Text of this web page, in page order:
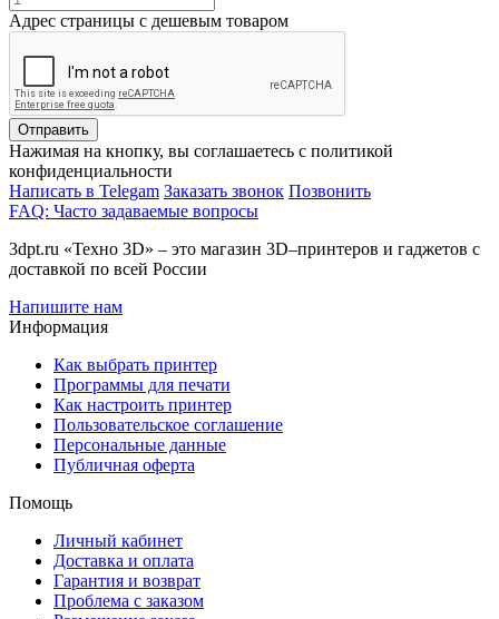
Адрес страницы с дешевым товаром
Отправить
Нажимая на кнопку, вы соглашаетесь с политикой
конфиденциальности
Написать в Telegam Заказать звонок Позвонить
FAQ: Часто задаваемые вопросы
3dpt.ru «Техно 3D» – это магазин 3D–принтеров и гаджетов с
доставкой по всей России
Напишите нам
Информация
Как выбрать принтер
Программы для печати
Как настроить принтер
Пользовательское соглашение
Персональные данные
Публичная оферта
Помощь
Личный кабинет
Доставка и оплата
Гарантия и возврат
Проблема с заказом